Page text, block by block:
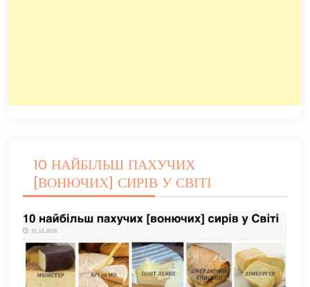
10 НАЙБІЛЬШ ПАХУЧИХ
[ВОНЮЧИХ] СИРІВ У СВІТІ